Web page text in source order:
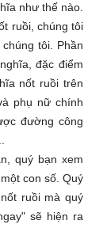
như thế nào.
ruồi, chúng tôi
tôi. Phần
đặc điểm
nốt ruồi trên
phụ nữ chính
đường công
quý bạn xem
con số. Quý
ruồi mà quý
sẽ hiện ra